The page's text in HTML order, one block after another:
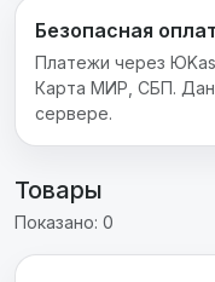
Безопасная
Платежи через
Карта МИР, СБП.
сервере.
Товары
Показано: 0